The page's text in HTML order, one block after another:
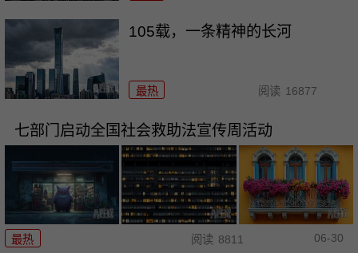
105载，一条精神的长河
最热 阅读 16877
七部门启动全国社会救助法宣传周活动
最热 阅读 8811 06-30